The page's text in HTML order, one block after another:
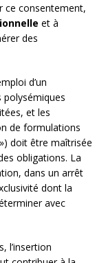
ce consentement,
et à
des
d’un
polysémiques
et les
de formulations
doit être maîtrisée
obligations. La
dans un arrêt
dont la
avec
l’insertion